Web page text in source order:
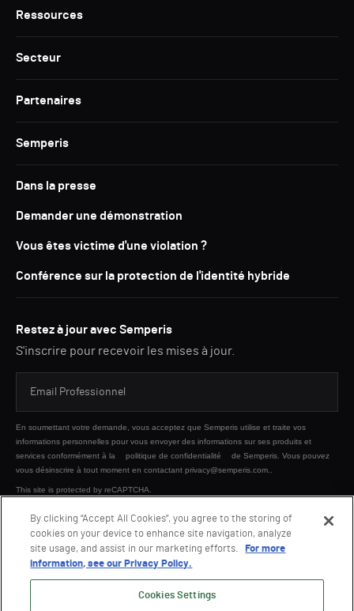
Ressources
Secteur
Partenaires
Semperis
Dans la presse
Demander une démonstration
Vous êtes victime d'une violation ?
Conférence sur la protection de l'identité hybride
Restez à jour avec Semperis
S'inscrire pour recevoir les mises à jour.
En soumettant votre demande, vous acceptez que Semperis utilise et traite vos
informations personnelles pour vous envoyer des informations sur ses produits et
services conformément à la
politique de confidentialité
de Semperis. Vous pouvez
vous désinscrire à tout moment en contactant privacy@semperis.com..
This site is protected by reCAPTCHA.
ENVOYER
By clicking “Accept All Cookies”, you agree to the storing of
cookies on your device to enhance site navigation, analyze
site usage, and assist in our marketing efforts.
For more
information, see our Privacy Policy.
Cookies Settings